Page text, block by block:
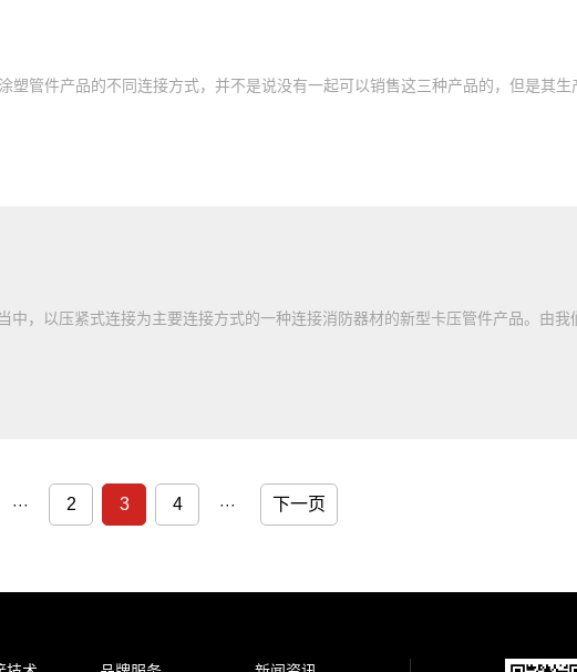
管件产品的不同连接方式，并不是说没有一起可以销售这三种产品的，但是其生
以压紧式连接为主要连接方式的一种连接消防器材的新型卡压管件产品。由我
··· 2 3 4 ··· 下一页